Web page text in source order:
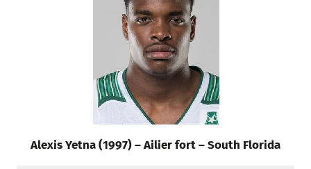
Alexis Yetna (1997) – Ailier fort – South Florida